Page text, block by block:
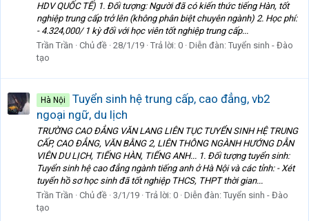
HDV QUỐC TẾ) 1. Đối tượng: Người đã có kiến thức tiếng Hàn, tốt
nghiệp trung cấp trở lên (không phân biệt chuyên ngành) 2. Học phí:
- 4.324,000/ 1 kỳ đối với học viên tốt nghiệp trung cấp...
Trần Trần
Chủ đề 28/1/19 Trả lời: 0 Diễn đàn: Tuyển sinh - Đào
tạo
Hà Nội
Tuyển sinh hệ trung cấp, cao đẳng, vb2
ngoại ngữ, du lịch
TRƯỜNG CAO ĐẲNG VĂN LANG LIÊN TỤC TUYỂN SINH HỆ TRUNG
CẤP, CAO ĐẲNG, VĂN BẰNG 2, LIÊN THÔNG NGÀNH HƯỚNG DẪN
VIÊN DU LỊCH, TIẾNG HÀN, TIẾNG ANH... 1. Đối tượng tuyển sinh:
Tuyển sinh hệ cao đẳng ngành tiếng anh ở Hà Nội và các tỉnh: - Xét
tuyển hồ sơ học sinh đã tốt nghiệp THCS, THPT thời gian...
Trần Trần
Chủ đề 3/1/19 Trả lời: 0 Diễn đàn: Tuyển sinh - Đào
tạo